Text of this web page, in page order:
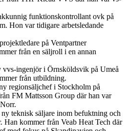
funktionskontrollant ovk på
Hon var tidigare arbetsledande
på Ventpartner
från en säljroll i en annan
vvs-ingenjör i Örnsköldsvik på Umeå
från utbildning.
regionsäljchef i Stockholm på
FM Mattsson Group där han var
ny teknisk säljare inom befuktning och
Han kommer från Veab Heat Tech där